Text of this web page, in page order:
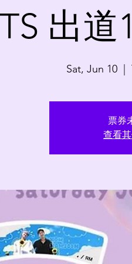
出
Sat, Jun 10
票券
查看